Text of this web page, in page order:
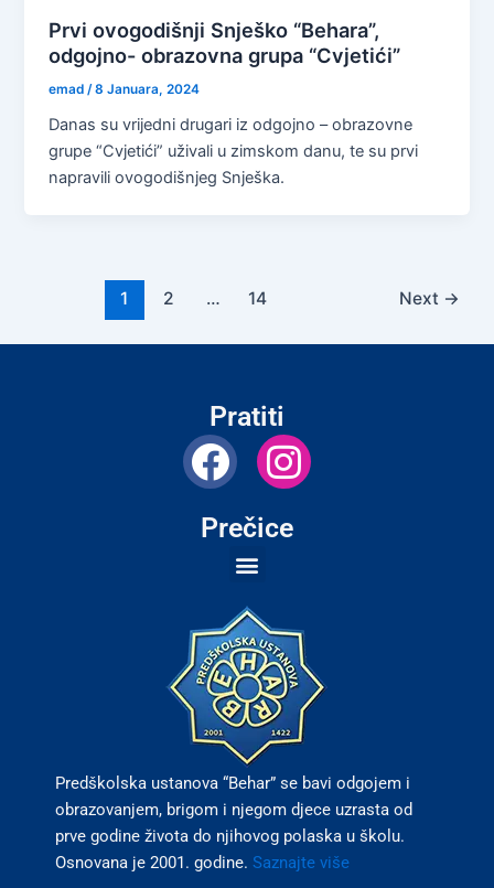
Prvi ovogodišnji Snješko “Behara”,
odgojno- obrazovna grupa “Cvjetići”
emad /8 Januara, 2024
Danas su vrijedni drugari iz odgojno – obrazovne
grupe “Cvjetići” uživali u zimskom danu, te su prvi
napravili ovogodišnjeg Snješka.
1 2 … 14 Next →
Pratiti
F
a
c
b
o
o
k
I
n
s
g
r
a
m
Prečice
Predškolska ustanova “Behar” se bavi odgojem i
obrazovanjem, brigom i njegom djece uzrasta od
prve godine života do njihovog polaska u školu.
Osnovana je 2001. godine. Saznajte više